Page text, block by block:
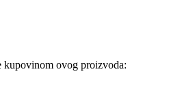
ovog proizvoda: